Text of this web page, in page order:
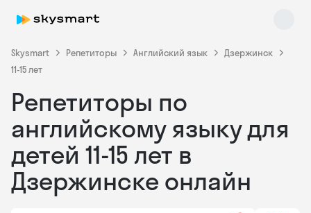
Skysmart Репетиторы Английский язык
Дзержинск
11-15 лет
Репетиторы по
английскому языку для
детей 11-15 лет в
Дзержинске онлайн
Skysmart Chat
online